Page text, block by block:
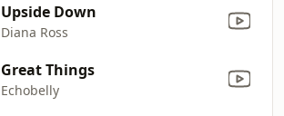
Upside Down
Diana Ross
Great Things
Echobelly